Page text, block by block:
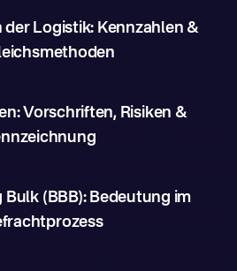
der Logistik: Kennzahlen &
Vorschriften, Risiken &
Bulk (BBB): Bedeutung im